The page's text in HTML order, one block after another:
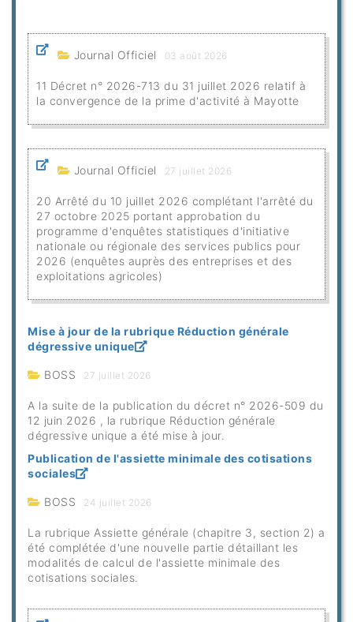
Journal Officiel 03 août 2026
11 Décret n° 2026-713 du 31 juillet 2026 relatif à
la convergence de la prime d'activité à Mayotte
Journal Officiel 27 juillet 2026
20 Arrêté du 10 juillet 2026 complétant l'arrêté du
27 octobre 2025 portant approbation du
programme d'enquêtes statistiques d'initiative
nationale ou régionale des services publics pour
2026 (enquêtes auprès des entreprises et des
exploitations agricoles)
Mise à jour de la rubrique Réduction générale
dégressive unique
BOSS 27 juillet 2026
A la suite de la publication du décret n° 2026-509 du
12 juin 2026 , la rubrique Réduction générale
dégressive unique a été mise à jour.
Publication de l'assiette minimale des cotisations
sociales
BOSS 24 juillet 2026
La rubrique Assiette générale (chapitre 3, section 2) a
été complétée d'une nouvelle partie détaillant les
modalités de calcul de l'assiette minimale des
cotisations sociales.